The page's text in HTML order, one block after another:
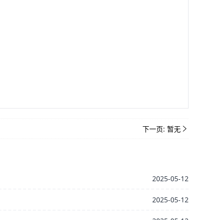
下一页: 暂无
2025-05-12
2025-05-12